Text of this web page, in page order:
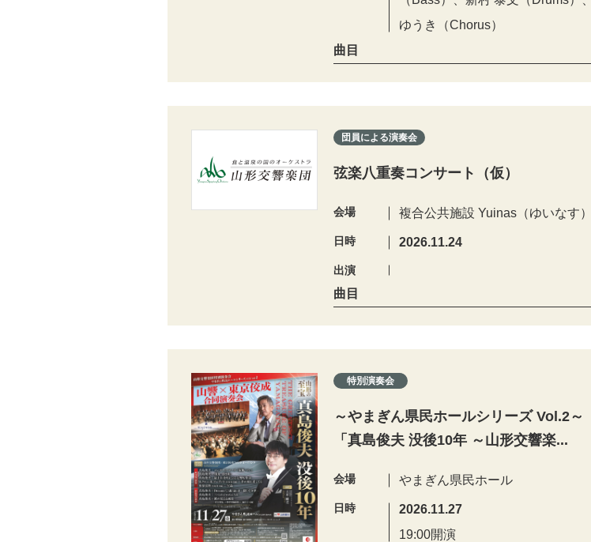
ゆうき（Chorus）
曲目
団員による演奏会
弦楽八重奏コンサート（仮）
会場 複合公共施設 Yuinas（ゆいなす）
日時 2026.11.24
出演
曲目
特別演奏会
～やまぎん県民ホールシリーズ Vol.2～
「真島俊夫 没後10年 ～山形交響楽...
会場 やまぎん県民ホール
日時
2026.11.27
19:00開演